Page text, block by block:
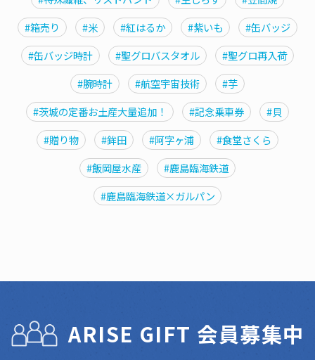
#箱売り
#米 #紅はるか #紫いも
#缶バッジ
#缶バッジ時計
#聖グロバスタオル
#聖グロ再入荷
#腕時計
#航空宇宙技術
#芋
#茨城の定番お土産大量追加！
#記念乗車券
#貝
#贈り物
#鉾田 #阿字ヶ浦
#食堂さくら
#飯岡屋水産
#鹿島臨海鉄道
#鹿島臨海鉄道×ガルパン
ARISE GIFT 会員募集中